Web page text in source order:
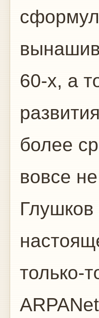
60-х, а
более
вовсе
только-